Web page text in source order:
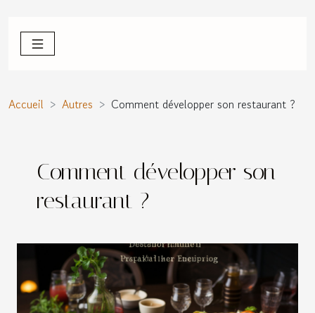
Accueil Autres Comment développer son restaurant ?
Comment développer son
restaurant ?